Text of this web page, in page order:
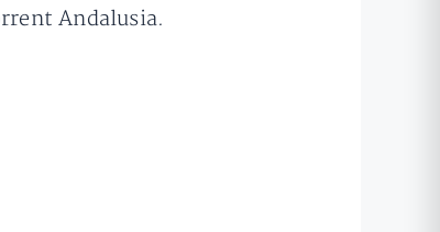
Andalusia.